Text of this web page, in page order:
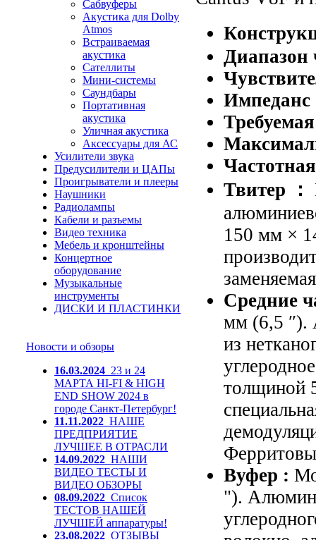
Сабвуферы
Акустика для Dolby
Atmos
Встраиваемая
акустика
Сателлиты
Мини-системы
Саундбары
Портативная
акустика
Уличная акустика
Аксессуары для АС
Усилители звука
Предусилители и ЦАПы
Проигрыватели и плееры
Наушники
Радиолампы
Кабели и разъемы
Видео техника
Мебель и кронштейны
Концертное
оборудование
Музыкальные
инструменты
ДИСКИ И ПЛАСТИНКИ
Новости и обзоры
16.03.2024 23 и 24
МАРТА HI-FI & HIGH
END SHOW 2024 в
городе Санкт-Петербург!
11.11.2022 НАШЕ
ПРЕДПРИЯТИЕ
ЛУЧШЕЕ В ОТРАСЛИ
14.09.2022 НАШИ
ВИДЕО ТЕСТЫ И
ВИДЕО ОБЗОРЫ
08.09.2022 Список
ТЕСТОВ НАШЕЙ
ЛУЧШЕЙ аппаратуры!
23.08.2022 ОТЗЫВЫ
Диапазон
Импеданс
Твитер
：
150 мм ×
Средние
мм (6,5 ″).
из
толщиной
Вуфер :
").